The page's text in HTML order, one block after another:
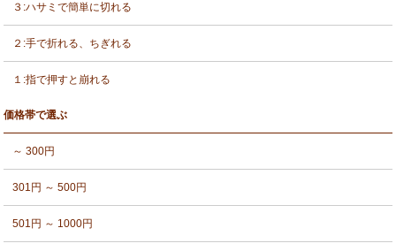
３:ハサミで簡単に切れる
２:手で折れる、ちぎれる
１:指で押すと崩れる
価格帯で選ぶ
～ 300円
301円 ～ 500円
501円 ～ 1000円